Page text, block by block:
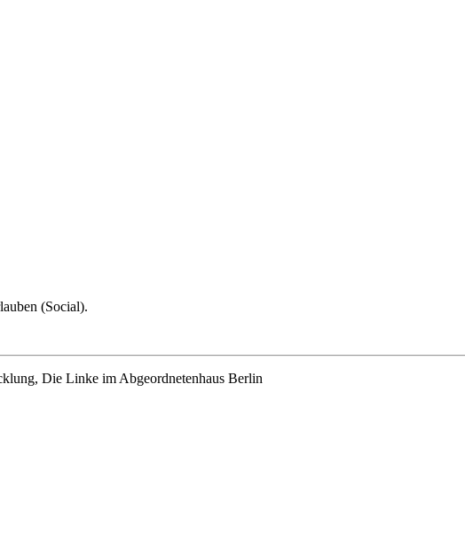
(Social).
Die Linke im Abgeordnetenhaus Berlin